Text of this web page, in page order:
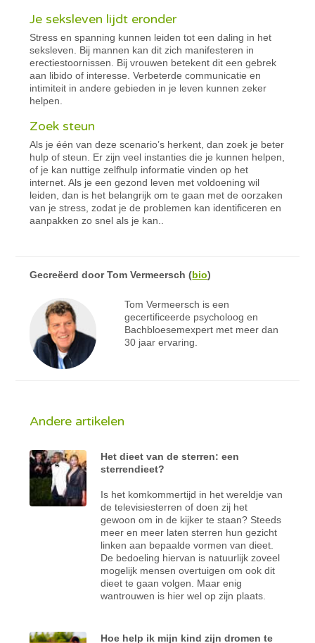
Je seksleven lijdt eronder
Stress en spanning kunnen leiden tot een daling in het
seksleven. Bij mannen kan dit zich manifesteren in
erectiestoornissen. Bij vrouwen betekent dit een gebrek
aan libido of interesse. Verbeterde communicatie en
intimiteit in andere gebieden in je leven kunnen zeker
helpen.
Zoek steun
Als je één van deze scenario’s herkent, dan zoek je beter
hulp of steun. Er zijn veel instanties die je kunnen helpen,
of je kan nuttige zelfhulp informatie vinden op het
internet. Als je een gezond leven met voldoening wil
leiden, dan is het belangrijk om te gaan met de oorzaken
van je stress, zodat je de problemen kan identificeren en
aanpakken zo snel als je kan..
Gecreëerd doorTom Vermeersch (bio)
Tom Vermeersch is een
gecertificeerde psycholoog en
Bachbloesemexpert met meer dan
30 jaar ervaring.
Andere artikelen
Het dieet van de sterren: een
sterrendieet?
Is het komkommertijd in het wereldje van
de televisiesterren of doen zij het
gewoon om in de kijker te staan? Steeds
meer en meer laten sterren hun gezicht
linken aan bepaalde vormen van dieet.
De bedoeling hiervan is natuurlijk zoveel
mogelijk mensen overtuigen om ook dit
dieet te gaan volgen. Maar enig
wantrouwen is hier wel op zijn plaats.
Hoe help ik mijn kind zijn dromen te